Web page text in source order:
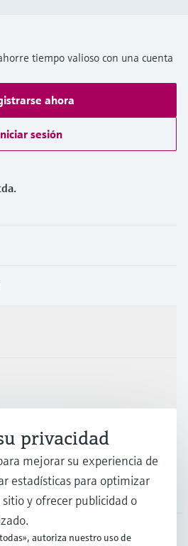
tiempo valioso con una cuenta
ahora
sesión
privacidad
mejorar su experiencia de
estadísticas para optimizar
y ofrecer publicidad o
autoriza nuestro uso de